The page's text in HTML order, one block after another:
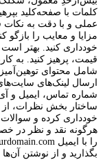
کلمات با صفحه‌کلید
عملی و با دقت به
مزایا و معایب را
خودداری کنید. بهتر
قیمت، پرهیز کنید. به
شامل محتوای
ارسال لینک‌های
شماره تماس، ایمیل و
ساختار بخش نظرات،
خودداری کرده و
هرگونه نقد و نظر در
بگذارید و از نوشتن